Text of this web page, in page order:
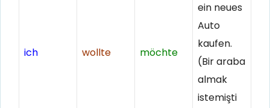
ich wollte möchte
ein neues
Auto
kaufen.
(Bir araba
almak
istemişti